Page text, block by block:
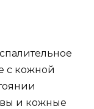
с кожной
и кожные